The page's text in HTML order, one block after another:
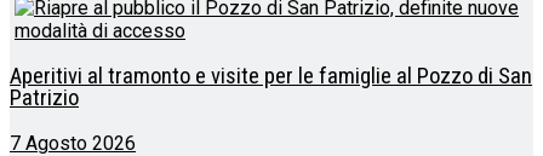
Aperitivi al tramonto e visite per le famiglie al Pozzo di San
Patrizio
7 Agosto 2026